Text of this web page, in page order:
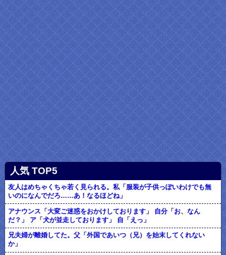
人気 TOP5
友人はめちゃくちゃ若く見られる。私「服装が子供っぽいわけでも無
いのになんでだろ……あ！なるほどね」
アナウンス「大変ご迷惑をおかけしております」 自分「お、なん
だ？」 ア「犬が並走しております」 自「えっ」
兄夫婦が離婚してた。父「外国であいつ（兄）を始末してくれない
か」